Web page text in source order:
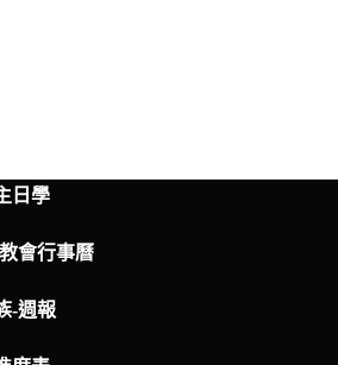
日學
會行事曆
-週報